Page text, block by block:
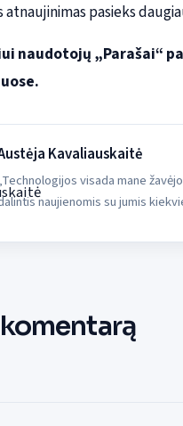
atnaujinimas pasieks
naudotojų „Parašai“
Kavaliauskaitė
visada mane
naujienomis su jumis